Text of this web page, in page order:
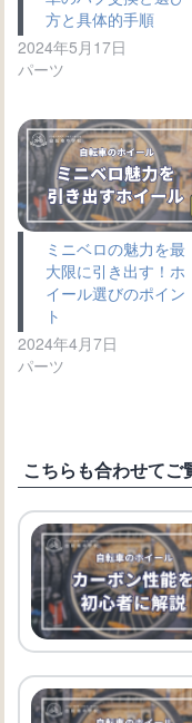
方と具体的手順
2024年5月17日
パーツ
ミニベロの魅力を最
大限に引き出す！ホ
イール選びのポイン
ト
2024年4月7日
パーツ
こちらも合わせてご